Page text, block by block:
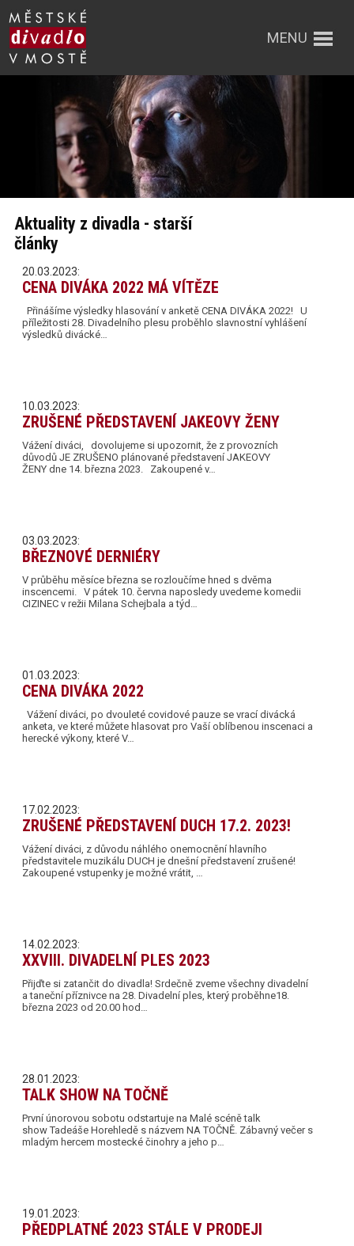
MENU
Aktuality z divadla - starší
články
20.03.2023:
CENA DIVÁKA 2022 MÁ VÍTĚZE
Přinášíme výsledky hlasování v anketě CENA DIVÁKA 2022! U
příležitosti 28. Divadelního plesu proběhlo slavnostní vyhlášení
výsledků divácké…
10.03.2023:
ZRUŠENÉ PŘEDSTAVENÍ JAKEOVY ŽENY
Vážení diváci, dovolujeme si upozornit, že z provozních
důvodů JE ZRUŠENO plánované představení JAKEOVY
ŽENY dne 14. března 2023. Zakoupené v…
03.03.2023:
BŘEZNOVÉ DERNIÉRY
V průběhu měsíce března se rozloučíme hned s dvěma
inscencemi. V pátek 10. června naposledy uvedeme komedii
CIZINEC v režii Milana Schejbala a týd…
01.03.2023:
CENA DIVÁKA 2022
Vážení diváci, po dvouleté covidové pauze se vrací divácká
anketa, ve které můžete hlasovat pro Vaší oblíbenou inscenaci a
herecké výkony, které V…
17.02.2023:
ZRUŠENÉ PŘEDSTAVENÍ DUCH 17.2. 2023!
Vážení diváci, z důvodu náhlého onemocnění hlavního
představitele muzikálu DUCH je dnešní představení zrušené!
Zakoupené vstupenky je možné vrátit, …
14.02.2023:
XXVIII. DIVADELNÍ PLES 2023
Přijďte si zatančit do divadla! Srdečně zveme všechny divadelní
a taneční příznivce na 28. Divadelní ples, který proběhne18.
března 2023 od 20.00 hod…
28.01.2023:
TALK SHOW NA TOČNĚ
První únorovou sobotu odstartuje na Malé scéně talk
show Tadeáše Horehledě s názvem NA TOČNĚ. Zábavný večer s
mladým hercem mostecké činohry a jeho p…
19.01.2023:
PŘEDPLATNÉ 2023 STÁLE V PRODEJI